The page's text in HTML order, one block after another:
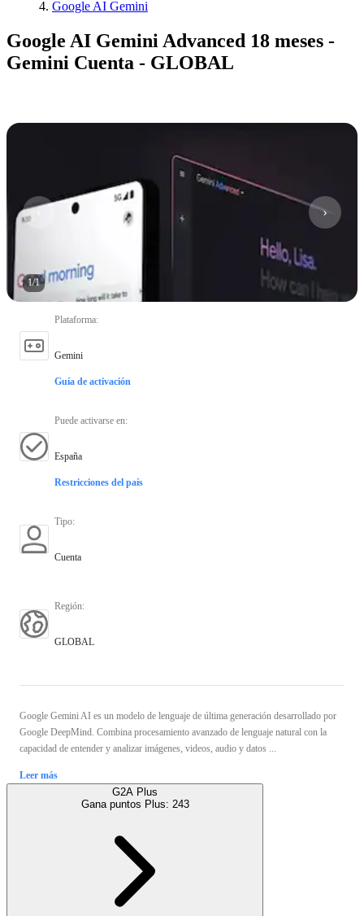
Google AI Gemini
Google AI Gemini Advanced 18 meses -
Gemini Cuenta - GLOBAL
1/1
Plataforma:
Gemini
Guía de activación
Puede activarse en:
España
Restricciones del país
Tipo:
Cuenta
Región:
GLOBAL
Google Gemini AI es un modelo de lenguaje de última generación desarrollado por
Google DeepMind. Combina procesamiento avanzado de lenguaje natural con la
capacidad de entender y analizar imágenes, videos, audio y datos ...
Leer más
G2A Plus
Gana puntos Plus: 243